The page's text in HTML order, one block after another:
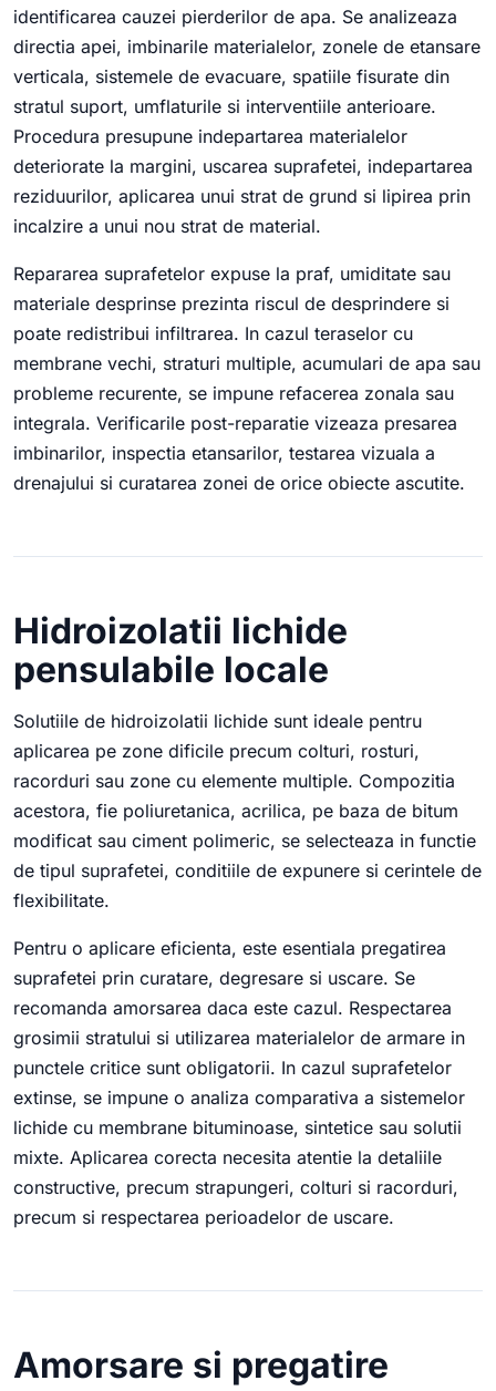
identificarea cauzei pierderilor de apa. Se analizeaza
directia apei, imbinarile materialelor, zonele de etansare
verticala, sistemele de evacuare, spatiile fisurate din
stratul suport, umflaturile si interventiile anterioare.
Procedura presupune indepartarea materialelor
deteriorate la margini, uscarea suprafetei, indepartarea
reziduurilor, aplicarea unui strat de grund si lipirea prin
incalzire a unui nou strat de material.
Repararea suprafetelor expuse la praf, umiditate sau
materiale desprinse prezinta riscul de desprindere si
poate redistribui infiltrarea. In cazul teraselor cu
membrane vechi, straturi multiple, acumulari de apa sau
probleme recurente, se impune refacerea zonala sau
integrala. Verificarile post-reparatie vizeaza presarea
imbinarilor, inspectia etansarilor, testarea vizuala a
drenajului si curatarea zonei de orice obiecte ascutite.
Hidroizolatii lichide
pensulabile locale
Solutiile de hidroizolatii lichide sunt ideale pentru
aplicarea pe zone dificile precum colturi, rosturi,
racorduri sau zone cu elemente multiple. Compozitia
acestora, fie poliuretanica, acrilica, pe baza de bitum
modificat sau ciment polimeric, se selecteaza in functie
de tipul suprafetei, conditiile de expunere si cerintele de
flexibilitate.
Pentru o aplicare eficienta, este esentiala pregatirea
suprafetei prin curatare, degresare si uscare. Se
recomanda amorsarea daca este cazul. Respectarea
grosimii stratului si utilizarea materialelor de armare in
punctele critice sunt obligatorii. In cazul suprafetelor
extinse, se impune o analiza comparativa a sistemelor
lichide cu membrane bituminoase, sintetice sau solutii
mixte. Aplicarea corecta necesita atentie la detaliile
constructive, precum strapungeri, colturi si racorduri,
precum si respectarea perioadelor de uscare.
Amorsare si pregatire